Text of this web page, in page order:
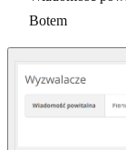
Botem